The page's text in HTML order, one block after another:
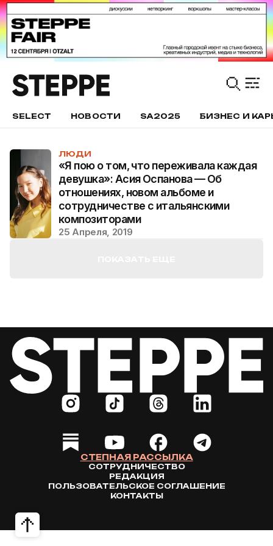
SELECT НОВОСТИ SA2025 БИЗНЕС И
ЛЮДИ
«Я пою о том, что переживала каждая
девушка»: Асия Оспанова — Об
отношениях, новом альбоме и
сотрудничестве с итальянскими
композиторами
25 Апреля, 2019
СТЕПНАЯ РАССЫЛКА
СОТРУДНИЧЕСТВО
РЕДАКЦИЯ
ПОЛЬЗОВАТЕЛЬСКОЕ СОГЛАШЕНИЕ
КОНТАКТЫ